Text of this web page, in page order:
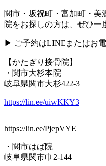
関市・坂祝町・富加町・美
院をお探しの方は、ぜひ一
▶ ご予約はLINEまたはお
【かたぎり接骨院】
・関市大杉本院
岐阜県関市大杉422-3
https://lin.ee/uiwKKY3
https://lin.ee/PjepVYE
・関市はば院
岐阜県関市巾2-144